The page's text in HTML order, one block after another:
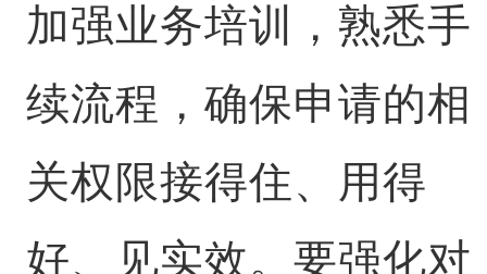
加强业务培训，熟悉手
续流程，确保申请的相
关权限接得住、用得
好、见实效。要强化对